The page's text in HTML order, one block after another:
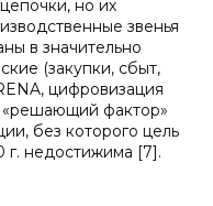
но их
звенья
в значительно
(закупки, сбыт,
цифровизация
«решающий фактор»
без которого цель
недостижима [7].